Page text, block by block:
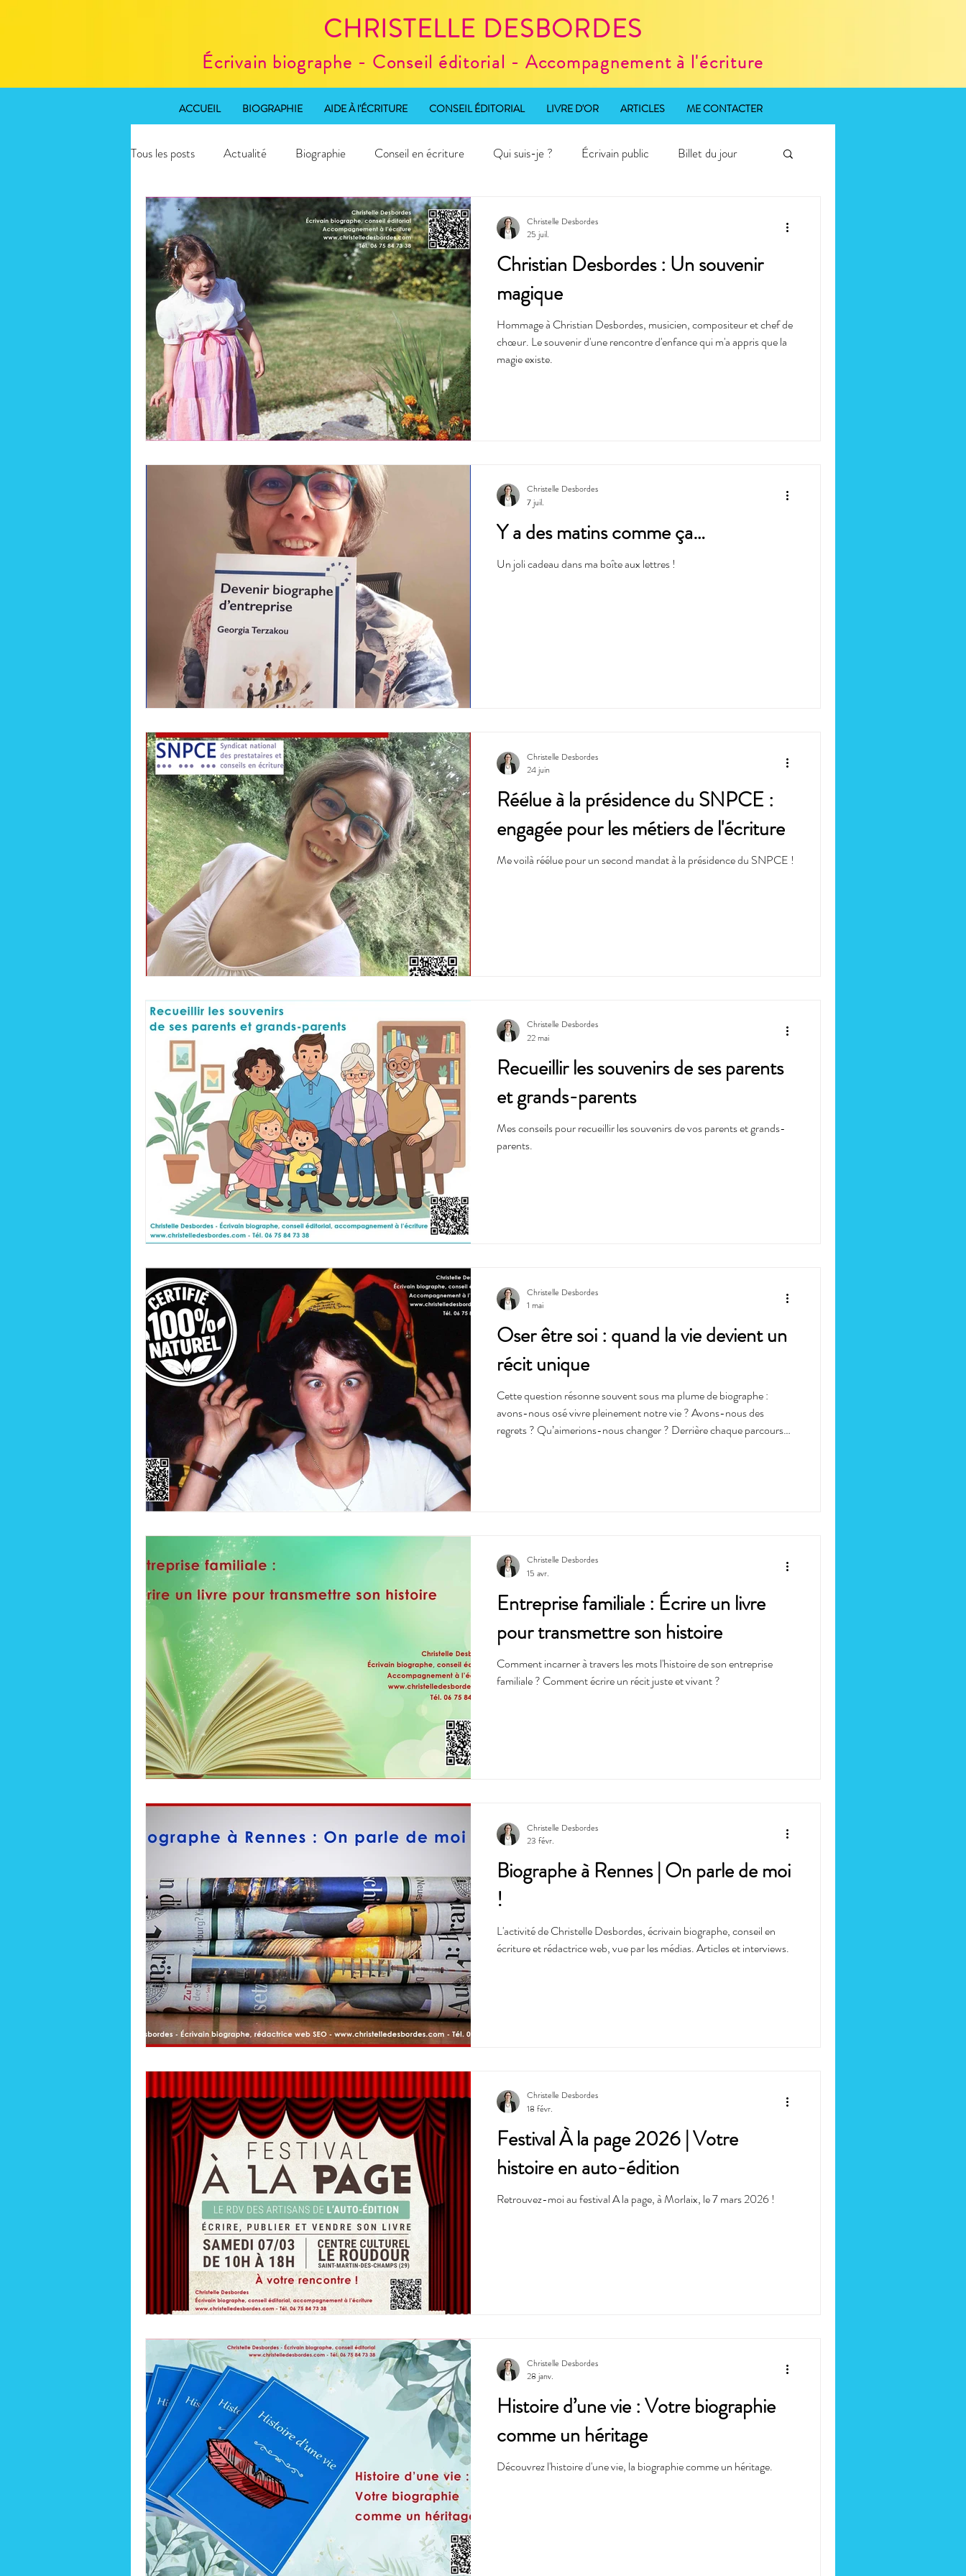
CHRISTELLE DESBORDES
Écrivain biographe - Conseil éditorial - Accompagnement à l'écriture
ACCUEIL BIOGRAPHIE AIDE À l'ÉCRITURE CONSEIL ÉDITORIAL LIVRE D'OR ARTICLES ME CONTACTER
Tous les posts Actualité Biographie Conseil en écriture Qui suis-je ? Écrivain public Billet du jour
Rédaction web SEO Atelier d'écriture
Christian Desbordes : Un souvenir
magique
Hommage à Christian Desbordes, musicien, compositeur et chef de
chœur. Le souvenir d'une rencontre d'enfance qui m'a appris que la
magie existe.
Christelle Desbordes
25 juil.
Y a des matins comme ça…
Un joli cadeau dans ma boîte aux lettres !
Christelle Desbordes
7 juil.
Réélue à la présidence du SNPCE :
engagée pour les métiers de l'écriture
Me voilà réélue pour un second mandat à la présidence du SNPCE !
Christelle Desbordes
24 juin
Recueillir les souvenirs de ses parents
et grands-parents
Mes conseils pour recueillir les souvenirs de vos parents et grands-
parents.
Christelle Desbordes
22 mai
Oser être soi : quand la vie devient un
récit unique
Cette question résonne souvent sous ma plume de biographe :
avons-nous osé vivre pleinement notre vie ? Avons-nous des
regrets ? Qu’aimerions-nous changer ? Derrière chaque parcours
Christelle Desbordes
1 mai
Entreprise familiale : Écrire un livre
pour transmettre son histoire
Comment incarner à travers les mots l'histoire de son entreprise
familiale ? Comment écrire un récit juste et vivant ?
Christelle Desbordes
15 avr.
Biographe à Rennes | On parle de moi
!
L'activité de Christelle Desbordes, écrivain biographe, conseil en
écriture et rédactrice web, vue par les médias. Articles et interviews.
Christelle Desbordes
23 févr.
Festival À la page 2026 | Votre
histoire en auto-édition
Retrouvez-moi au festival A la page, à Morlaix, le 7 mars 2026 !
Christelle Desbordes
18 févr.
Histoire d’une vie : Votre biographie
comme un héritage
Découvrez l'histoire d'une vie, la biographie comme un héritage.
Christelle Desbordes
28 janv.